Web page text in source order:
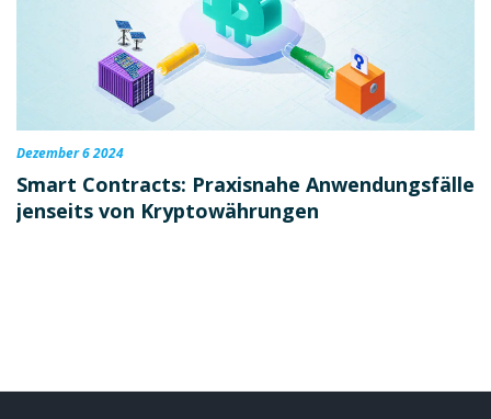
Dezember 6 2024
Smart Contracts: Praxisnahe Anwendungsfälle
jenseits von Kryptowährungen